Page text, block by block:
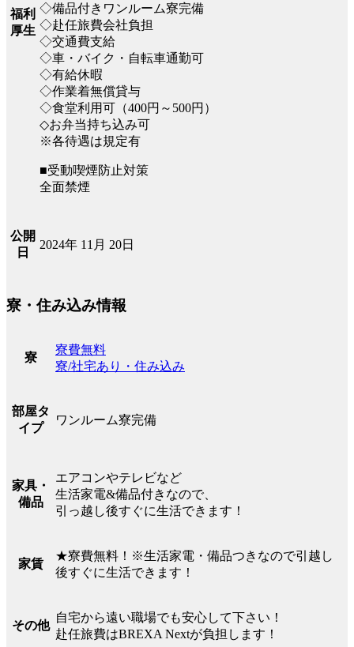
福利
厚生
◇備品付きワンルーム寮完備
◇赴任旅費会社負担
◇交通費支給
◇車・バイク・自転車通勤可
◇有給休暇
◇作業着無償貸与
◇食堂利用可（400円～500円）
◇お弁当持ち込み可
※各待遇は規定有
■受動喫煙防止対策
全面禁煙
公開
日
2024年 11月 20日
寮・住み込み情報
寮
寮費無料
寮/社宅あり・住み込み
部屋タ
イプ
ワンルーム寮完備
家具・
備品
エアコンやテレビなど
生活家電&備品付きなので、
引っ越し後すぐに生活できます！
家賃
★寮費無料！※生活家電・備品つきなので引越し
後すぐに生活できます！
その他
自宅から遠い職場でも安心して下さい！
赴任旅費はBREXA Nextが負担します！